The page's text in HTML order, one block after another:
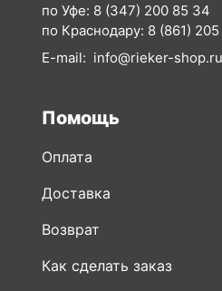
по Уфе: 8 (347) 200 85 34
по Краснодару: 8 (861)
E-mail: info@rieker-shop.ru
Помощь
Оплата
Доставка
Возврат
Как сделать заказ